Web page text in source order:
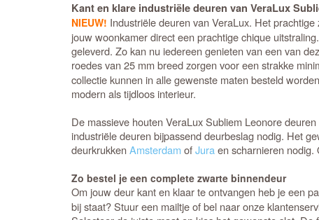
Kant en klare industriële deuren van VeraLux
NIEUW! Industriële deuren van VeraLux. Het
jouw woonkamer direct een prachtige chique
geleverd. Zo kan nu iedereen genieten van een van
roedes van 25 mm breed zorgen voor een strakke
collectie kunnen in alle gewenste maten besteld
modern als tijdloos interieur.
De massieve houten VeraLux Subliem Leonore
industriële deuren bijpassend deurbeslag nodig. Het
deurkrukkenAmsterdam ofJuraen scharnieren
Zo bestel je een complete zwarte binnendeur
Om jouw deur kant en klaar te ontvangen heb je een
bij staat? Stuur een mailtje of bel naar onze